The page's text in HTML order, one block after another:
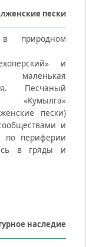
пески
природном
и
маленькая
Песчаный
«Кумылга»
пески)
и
по периферии
в гряды и
наследие